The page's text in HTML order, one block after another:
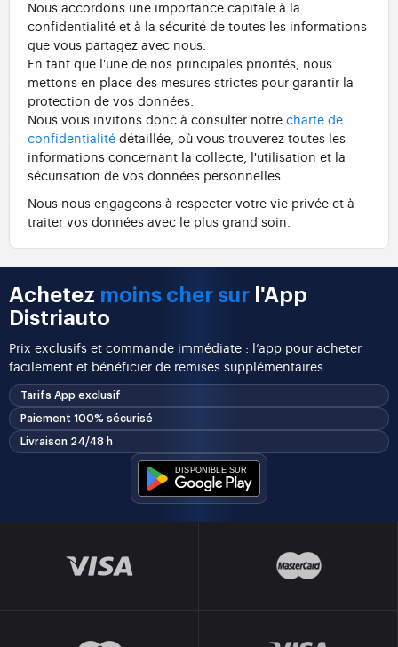
Nous accordons une importance capitale à la
confidentialité et à la sécurité de toutes les informations
que vous partagez avec nous.
En tant que l'une de nos principales priorités, nous
mettons en place des mesures strictes pour garantir la
protection de vos données.
Nous vous invitons donc à consulter notre charte de
confidentialité détaillée, où vous trouverez toutes les
informations concernant la collecte, l'utilisation et la
sécurisation de vos données personnelles.
Nous nous engageons à respecter votre vie privée et à
traiter vos données avec le plus grand soin.
Achetez moins cher sur l'App
Distriauto
Prix exclusifs et commande immédiate : l’app pour acheter
facilement et bénéficier de remises supplémentaires.
Tarifs App exclusif
Paiement 100% sécurisé
Livraison 24/48 h